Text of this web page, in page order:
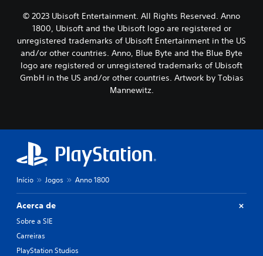
© 2023 Ubisoft Entertainment. All Rights Reserved. Anno
1800, Ubisoft and the Ubisoft logo are registered or
unregistered trademarks of Ubisoft Entertainment in the US
and/or other countries. Anno, Blue Byte and the Blue Byte
logo are registered or unregistered trademarks of Ubisoft
GmbH in the US and/or other countries. Artwork by Tobias
Mannewitz.
Início Jogos Anno 1800
Acerca de
Sobre a SIE
Carreiras
PlayStation Studios